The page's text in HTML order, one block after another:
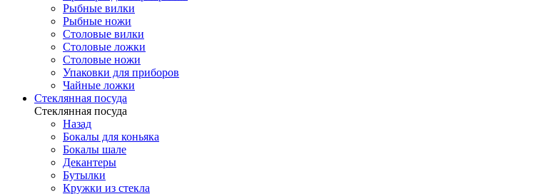
Рыбные вилки
Рыбные ножи
Столовые вилки
Столовые ложки
Столовые ножи
Упаковки для приборов
Чайные ложки
Стеклянная посуда
Стеклянная посуда
Назад
Бокалы для коньяка
Бокалы шале
Декантеры
Бутылки
Кружки из стекла